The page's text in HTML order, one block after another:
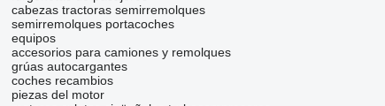
cabezas tractoras semirremolques
semirremolques portacoches
equipos
accesorios para camiones y remolques
grúas autocargantes
coches recambios
piezas del motor